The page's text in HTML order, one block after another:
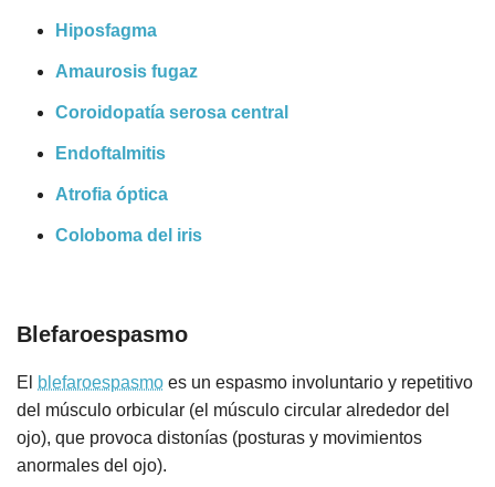
Hiposfagma
Amaurosis fugaz
Coroidopatía serosa central
Endoftalmitis
Atrofia óptica
Coloboma del iris
Blefaroespasmo
El blefaroespasmo es un espasmo involuntario y repetitivo
del músculo orbicular (el músculo circular alrededor del
ojo), que provoca distonías (posturas y movimientos
anormales del ojo).